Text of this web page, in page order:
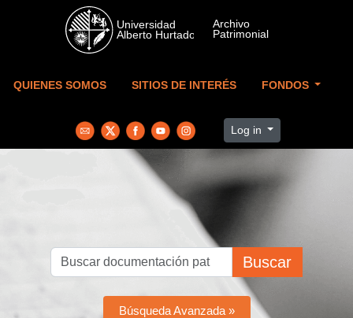
Skip to main content
QUIENES SOMOS SITIOS DE INTERÉS FONDOS
Log in
Buscar
Búsqueda Avanzada »